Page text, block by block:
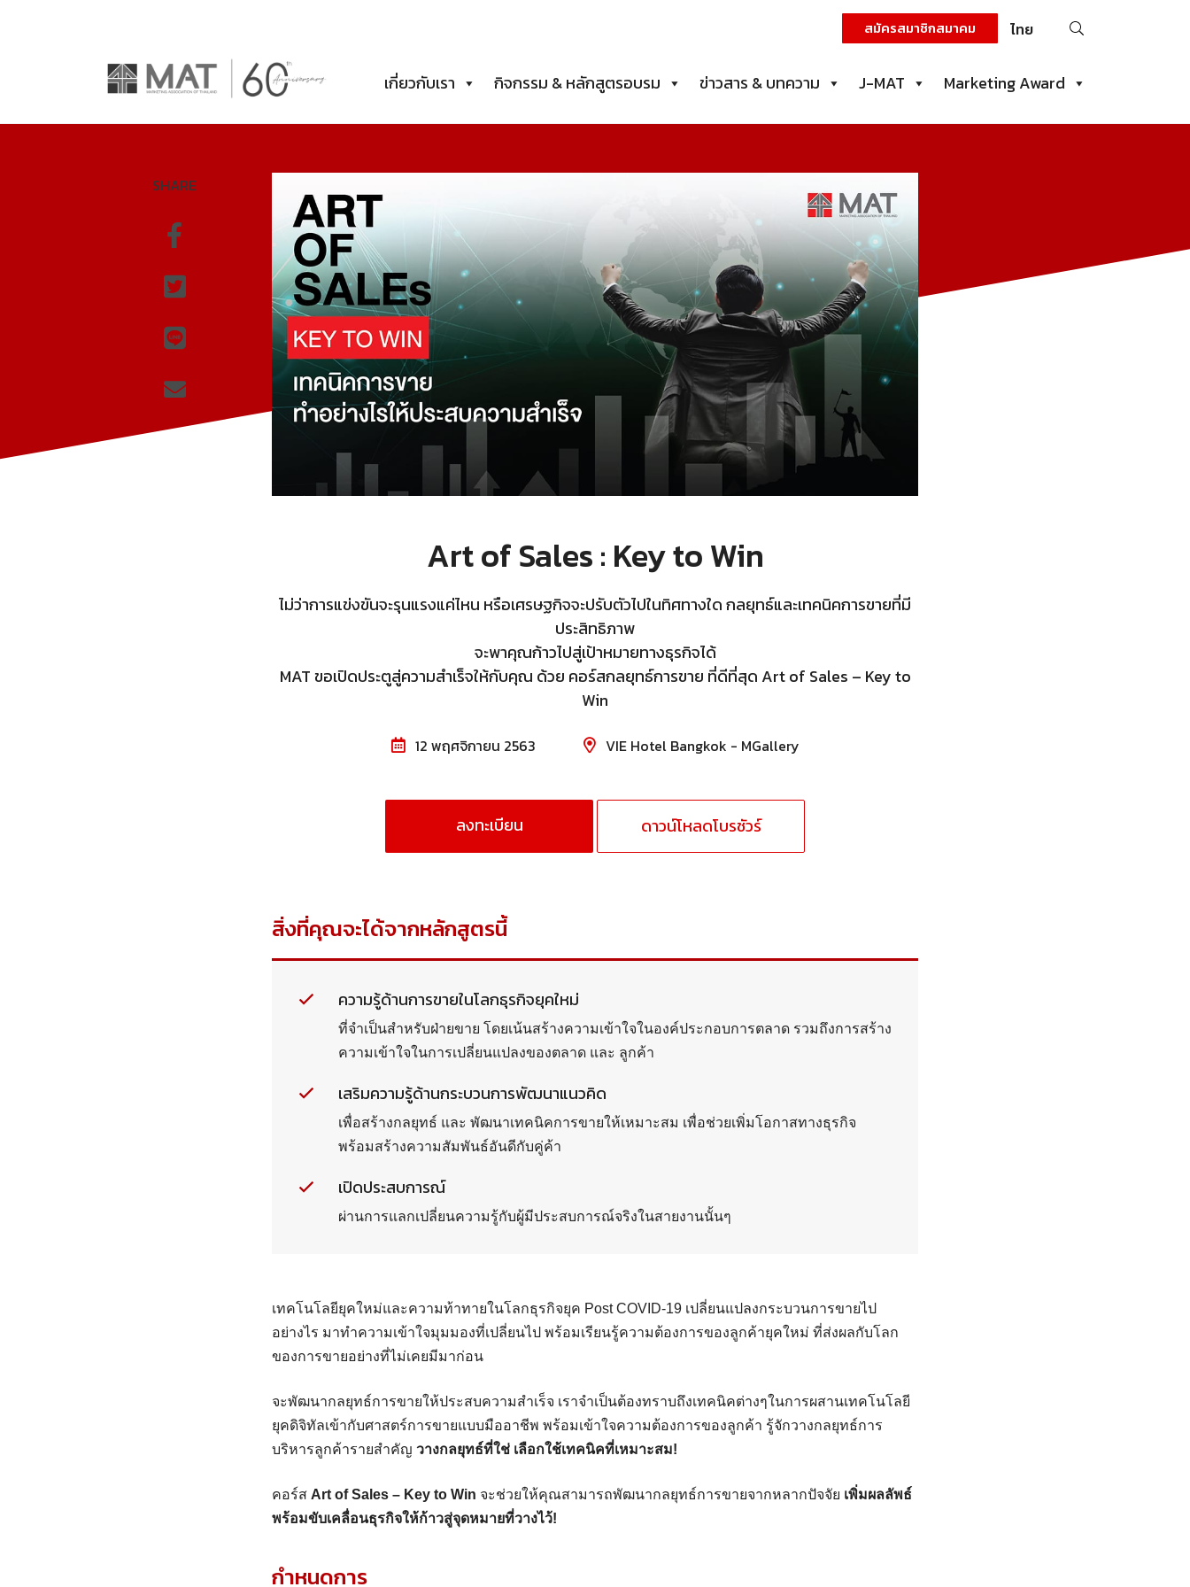
สมัครสมาชิกสมาคม ไทย
ค้นหา
เกี่ยวกับเรา
กิจกรรม & หลักสูตรอบรม ข่าวสาร & บทความ J-MAT Marketing Award
SHARE
Art of Sales : Key to Win
ไม่ว่าการแข่งขันจะรุนแรงแค่ไหน หรือเศรษฐกิจจะปรับตัวไปในทิศทางใด กลยุทธ์และเทคนิคการขายที่มี
ประสิทธิภาพ
จะพาคุณก้าวไปสู่เป้าหมายทางธุรกิจได้
MAT ขอเปิดประตูสู่ความสำเร็จให้กับคุณ ด้วย คอร์สกลยุทธ์การขาย ที่ดีที่สุด Art of Sales – Key to
Win
12 พฤศจิกายน 2563 VIE Hotel Bangkok - MGallery
ลงทะเบียน ดาวน์โหลดโบรชัวร์
สิ่งที่คุณจะได้จากหลักสูตรนี้
ความรู้ด้านการขายในโลกธุรกิจยุคใหม่
ที่จำเป็นสำหรับฝ่ายขาย โดยเน้นสร้างความเข้าใจในองค์ประกอบการตลาด รวมถึงการสร้าง
ความเข้าใจในการเปลี่ยนแปลงของตลาด และ ลูกค้า
เสริมความรู้ด้านกระบวนการพัฒนาแนวคิด
เพื่อสร้างกลยุทธ์ และ พัฒนาเทคนิคการขายให้เหมาะสม เพื่อช่วยเพิ่มโอกาสทางธุรกิจ
พร้อมสร้างความสัมพันธ์อันดีกับคู่ค้า
เปิดประสบการณ์
ผ่านการแลกเปลี่ยนความรู้กับผู้มีประสบการณ์จริงในสายงานนั้นๆ
เทคโนโลยียุคใหม่และความท้าทายในโลกธุรกิจยุค Post COVID-19 เปลี่ยนแปลงกระบวนการขายไป
อย่างไร มาทำความเข้าใจมุมมองที่เปลี่ยนไป พร้อมเรียนรู้ความต้องการของลูกค้ายุคใหม่ ที่ส่งผลกับโลก
ของการขายอย่างที่ไม่เคยมีมาก่อน
จะพัฒนากลยุทธ์การขายให้ประสบความสำเร็จ เราจำเป็นต้องทราบถึงเทคนิคต่างๆในการผสานเทคโนโลยี
ยุคดิจิทัลเข้ากับศาสตร์การขายแบบมืออาชีพ พร้อมเข้าใจความต้องการของลูกค้า รู้จักวางกลยุทธ์การ
บริหารลูกค้ารายสำคัญ วางกลยุทธ์ที่ใช่ เลือกใช้เทคนิคที่เหมาะสม!
คอร์ส Art of Sales – Key to Win จะช่วยให้คุณสามารถพัฒนากลยุทธ์การขายจากหลากปัจจัย เพิ่มผลลัพธ์
พร้อมขับเคลื่อนธุรกิจให้ก้าวสู่จุดหมายที่วางไว้!
กำหนดการ